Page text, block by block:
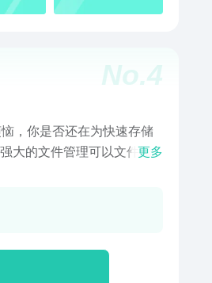
No.4
，你是否还在为快速存储
大的文件管理可以文件阅
计的操作界面一看就会 。
一身。移动、排序、新
是一款以文件管理、文件
更多